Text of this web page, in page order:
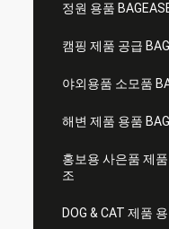
정원 용품
캠핑 제품 공급
야외용품 소모품
해변 제품 용품
홍보용 사은품 제
조
DOG & CAT 제품